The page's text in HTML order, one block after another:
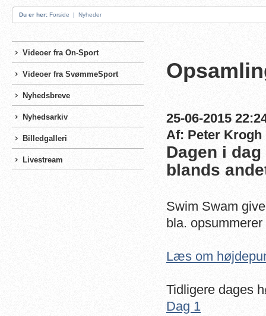
Du er her: Forside | Nyheder
Videoer fra On-Sport
Videoer fra SvømmeSport
Nyhedsbreve
Nyhedsarkiv
Billedgalleri
Livestream
25-06-2015
Af: Peter Krogh
Dagen i
blands
Swim Swam
bla.
Læs om
Tidligere dages
Dag 1